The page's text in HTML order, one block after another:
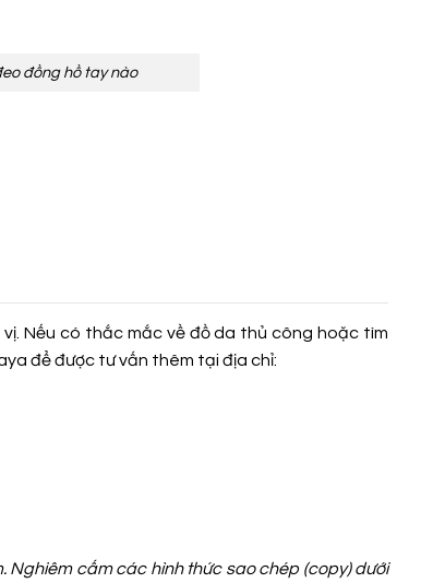
đồng hồ tay nào
Nếu có thắc mắc về đồ da thủ công hoặc tìm
để được tư vấn thêm tại địa chỉ:
Nghiêm cấm các hình thức sao chép (copy) dưới